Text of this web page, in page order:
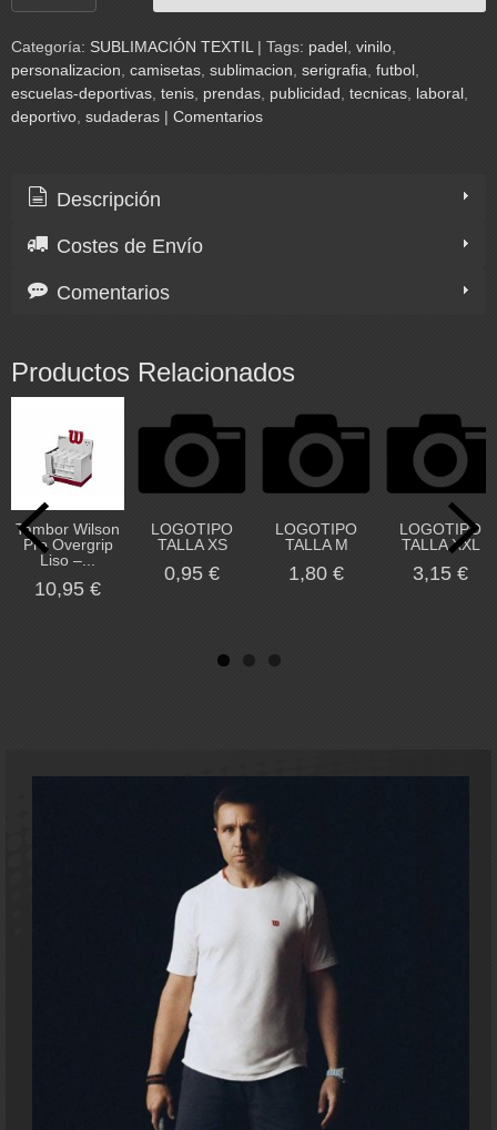
Categoría: SUBLIMACIÓN TEXTIL | Tags: padel vinilo
personalizacion camisetas sublimacion serigrafia futbol
escuelas-deportivas tenis prendas publicidad tecnicas laboral
deportivo sudaderas | Comentarios
Descripción
Costes de Envío
Comentarios
Productos Relacionados
Tambor Wilson
Pro Overgrip
Liso –...
10,95 €
LOGOTIPO
TALLA XS
0,95 €
LOGOTIPO
TALLA M
1,80 €
LOGOTIPO
TALLA XXL
3,15 €